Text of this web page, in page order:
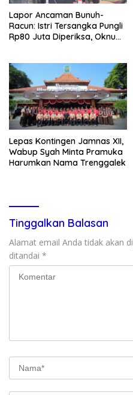
Lapor Ancaman Bunuh-
Racun: Istri Tersangka Pungli
Rp80 Juta Diperiksa, Oknum
Lepas Kontingen Jamnas XII,
Wabup Syah Minta Pramuka
Harumkan Nama Trenggalek
Tinggalkan Balasan
Alamat email Anda tidak akan
ditandai *